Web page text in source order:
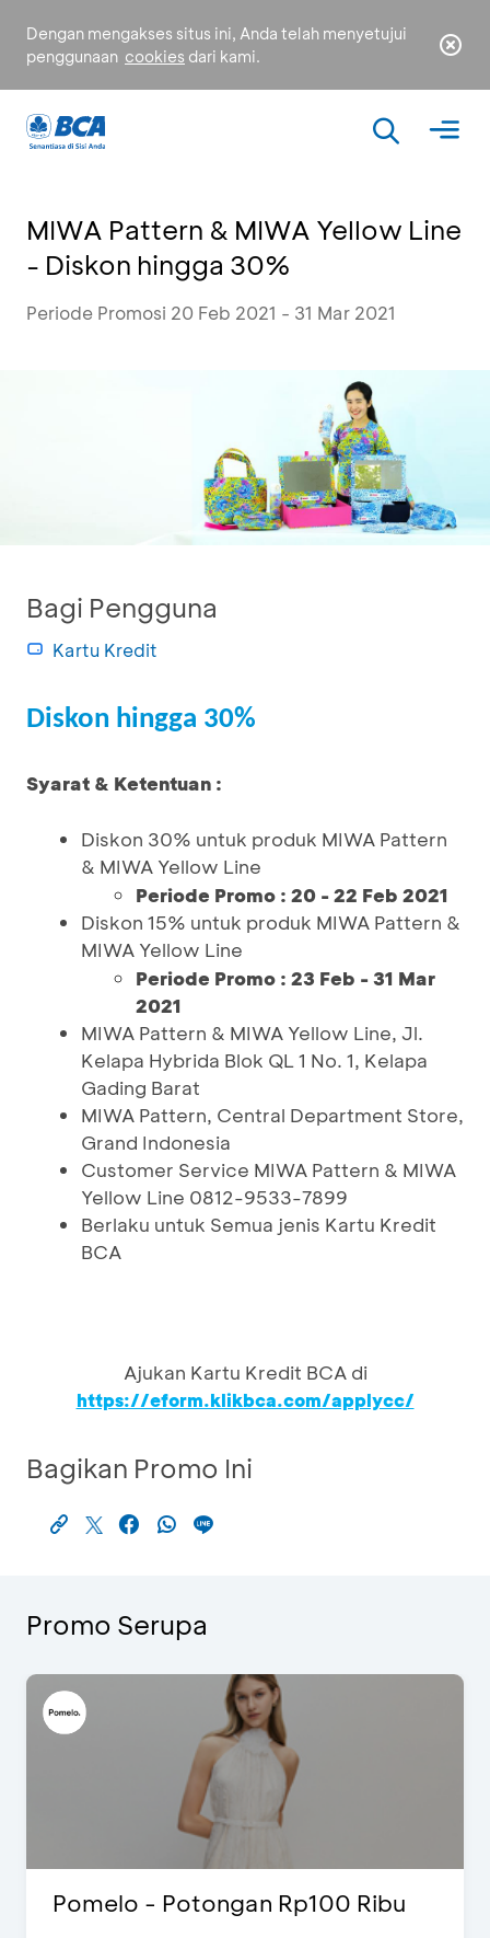
Dengan mengakses situs ini, Anda telah menyetujui
penggunaan cookies dari kami.
MIWA Pattern & MIWA Yellow Line
- Diskon hingga 30%
Periode Promosi 20 Feb 2021 - 31 Mar 2021
Bagi Pengguna
Kartu Kredit
Diskon hingga 30%
Syarat & Ketentuan :
Diskon 30% untuk produk MIWA Pattern
& MIWA Yellow Line
Periode Promo : 20 - 22 Feb 2021
Diskon 15% untuk produk MIWA Pattern &
MIWA Yellow Line
Periode Promo : 23 Feb - 31 Mar
2021
MIWA Pattern & MIWA Yellow Line, Jl.
Kelapa Hybrida Blok QL 1 No. 1, Kelapa
Gading Barat
MIWA Pattern, Central Department Store,
Grand Indonesia
Customer Service MIWA Pattern & MIWA
Yellow Line 0812-9533-7899
Berlaku untuk Semua jenis Kartu Kredit
BCA
Ajukan Kartu Kredit BCA di
https://eform.klikbca.com/applycc/
Bagikan Promo Ini
Promo Serupa
Pomelo - Potongan Rp100 Ribu